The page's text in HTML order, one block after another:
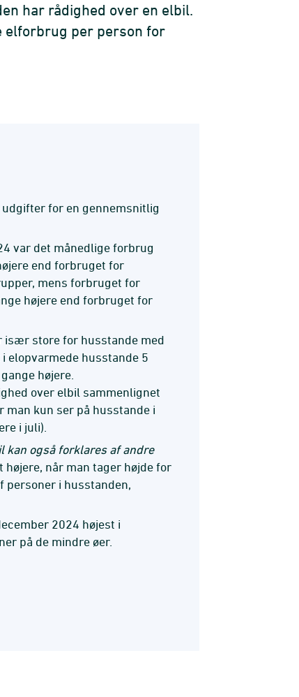
har rådighed over en elbil.
elforbrug per person for
for en gennemsnitlig
var det månedlige forbrug
end forbruget for
mens forbruget for
højere end forbruget for
især store for husstande med
elopvarmede husstande 5
højere.
over elbil sammenlignet
kun ser på husstande i
i juli).
kan også forklares af andre
når man tager højde for
i husstanden,
2024 højest i
på de mindre øer.